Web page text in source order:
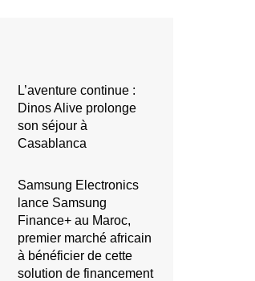
L’aventure continue :
Dinos Alive prolonge
son séjour à
Casablanca
Samsung Electronics
lance Samsung
Finance+ au Maroc,
premier marché africain
à bénéficier de cette
solution de financement